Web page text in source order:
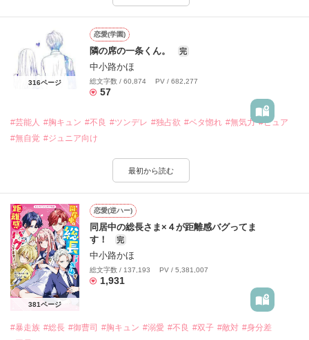
316ページ
恋愛(学園)
隣の席の一条くん。 完
中小路かほ
総文字数 / 60,874 PV / 682,277
57
#芸能人 #胸キュン #不良 #ツンデレ #独占欲 #ベタ惚れ #無気力 #ピュア
#無自覚 #ジュニア向け
最初から読む
381ページ
恋愛(逆ハー)
同居中の総長さま×４が距離感バグってま
す！
完
中小路かほ
総文字数 / 137,193 PV / 5,381,007
1,931
#暴走族 #総長 #御曹司 #胸キュン #溺愛 #不良 #双子 #敵対 #身分差